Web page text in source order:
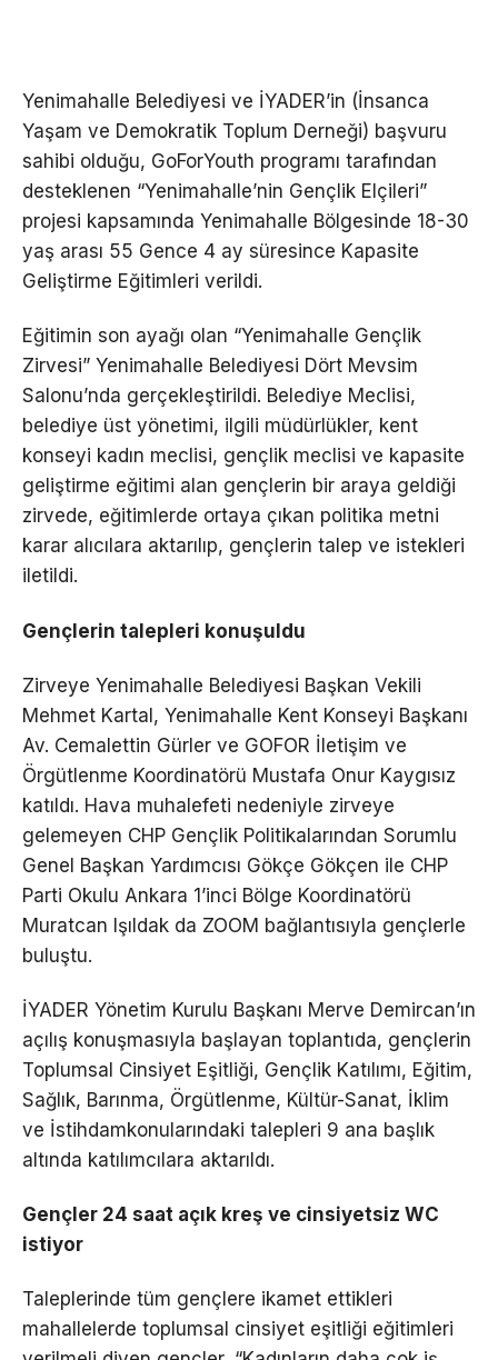
Yenimahalle Belediyesi ve İYADER’in (İnsanca
Yaşam ve Demokratik Toplum Derneği) başvuru
sahibi olduğu, GoForYouth programı tarafından
desteklenen “Yenimahalle’nin Gençlik Elçileri”
projesi kapsamında Yenimahalle Bölgesinde 18-30
yaş arası 55 Gence 4 ay süresince Kapasite
Geliştirme Eğitimleri verildi.
Eğitimin son ayağı olan “Yenimahalle Gençlik
Zirvesi” Yenimahalle Belediyesi Dört Mevsim
Salonu’nda gerçekleştirildi. Belediye Meclisi,
belediye üst yönetimi, ilgili müdürlükler, kent
konseyi kadın meclisi, gençlik meclisi ve kapasite
geliştirme eğitimi alan gençlerin bir araya geldiği
zirvede, eğitimlerde ortaya çıkan politika metni
karar alıcılara aktarılıp, gençlerin talep ve istekleri
iletildi.
Gençlerin talepleri konuşuldu
Zirveye Yenimahalle Belediyesi Başkan Vekili
Mehmet Kartal, Yenimahalle Kent Konseyi Başkanı
Av. Cemalettin Gürler ve GOFOR İletişim ve
Örgütlenme Koordinatörü Mustafa Onur Kaygısız
katıldı. Hava muhalefeti nedeniyle zirveye
gelemeyen CHP Gençlik Politikalarından Sorumlu
Genel Başkan Yardımcısı Gökçe Gökçen ile CHP
Parti Okulu Ankara 1’inci Bölge Koordinatörü
Muratcan Işıldak da ZOOM bağlantısıyla gençlerle
buluştu.
İYADER Yönetim Kurulu Başkanı Merve Demircan’ın
açılış konuşmasıyla başlayan toplantıda, gençlerin
Toplumsal Cinsiyet Eşitliği, Gençlik Katılımı, Eğitim,
Sağlık, Barınma, Örgütlenme, Kültür-Sanat, İklim
ve İstihdamkonularındaki talepleri 9 ana başlık
altında katılımcılara aktarıldı.
Gençler 24 saat açık kreş ve cinsiyetsiz WC
istiyor
Taleplerinde tüm gençlere ikamet ettikleri
mahallelerde toplumsal cinsiyet eşitliği eğitimleri